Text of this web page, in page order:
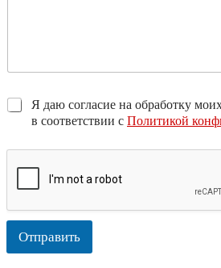
Я даю согласие на обработку
в соответствии с Политикой
Отправить